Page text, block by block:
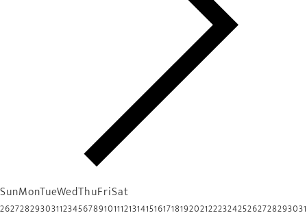
SunMonTueWedThuFriSat
26272829303112345678910111213141516171819202122232425262728293031